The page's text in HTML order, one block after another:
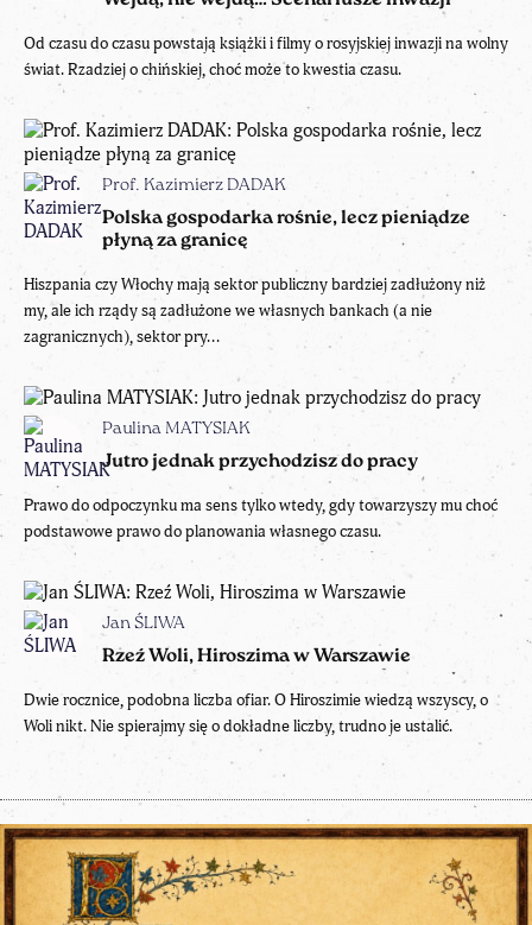
Od czasu do czasu powstają książki i filmy o rosyjskiej inwazji na wolny
świat. Rzadziej o chińskiej, choć może to kwestia czasu.
Prof. Kazimierz DADAK
Polska gospodarka rośnie, lecz pieniądze
płyną za granicę
Hiszpania czy Włochy mają sektor publiczny bardziej zadłużony niż
my, ale ich rządy są zadłużone we własnych bankach (a nie
zagranicznych), sektor pry...
Paulina MATYSIAK
Jutro jednak przychodzisz do pracy
Prawo do odpoczynku ma sens tylko wtedy, gdy towarzyszy mu choć
podstawowe prawo do planowania własnego czasu.
Jan ŚLIWA
Rzeź Woli, Hiroszima w Warszawie
Dwie rocznice, podobna liczba ofiar. O Hiroszimie wiedzą wszyscy, o
Woli nikt. Nie spierajmy się o dokładne liczby, trudno je ustalić.